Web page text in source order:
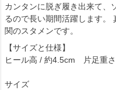
カンタンに脱ぎ履き出来て、
るので長い期間活躍します。
関のスタメンです。
【サイズと仕様】
ヒール高 / 約4.5cm 片足重
サイズ